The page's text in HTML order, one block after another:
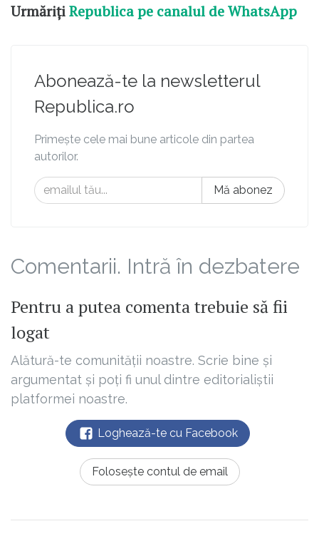
UrmărițiRepublica pe canalul de WhatsApp
Abonează-te la newsletterul
Republica.ro
Primește cele mai bune articole din partea
autorilor.
Mă abonez
Comentarii. Intră în dezbatere
Pentru a putea comenta trebuie să fii
logat
Alătură-te comunității noastre. Scrie bine și
argumentat și poți fi unul dintre editorialiștii
platformei noastre.
Loghează-te cu Facebook
Folosește contul de email